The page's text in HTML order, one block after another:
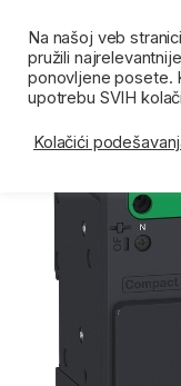
Početna
Na našoj veb
pružili
ponovljene posete.
upotrebu SVIH
Kolačići